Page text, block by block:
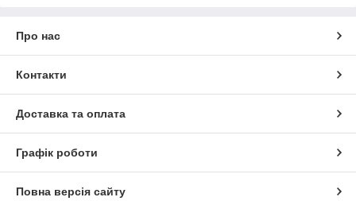
Про нас
Контакти
Доставка та оплата
Графік роботи
Повна версія сайту